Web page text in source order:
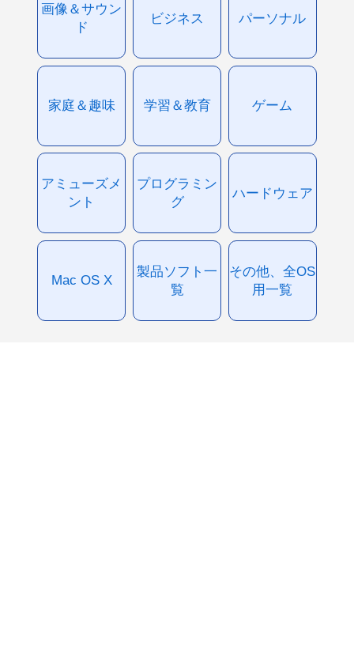
画像＆サウン
ド
ビジネス パーソナル
家庭＆趣味 学習＆教育 ゲーム
アミューズメ
ント
プログラミン
グ
ハードウェア
Mac OS X
製品ソフト一
覧
その他、全OS
用一覧